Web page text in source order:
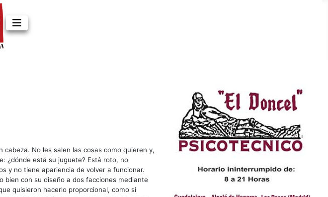
No les salen las cosas como quieren y,
¿dónde está su juguete? Está roto, no
y no tiene apariencia de volver a funcionar.
bien con su diseño a dos facciones mediante
quisieron hacerlo proporcional, como si